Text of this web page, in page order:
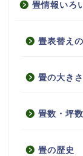
畳情報いろ
畳表替え
畳の大き
畳数・坪
畳の歴史